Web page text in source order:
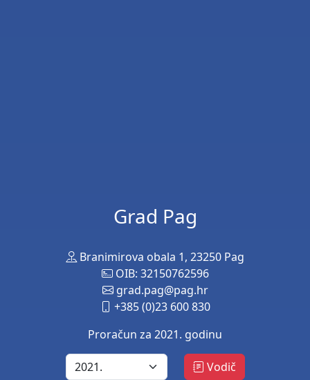
Grad Pag
Branimirova obala 1, 23250 Pag
OIB: 32150762596
grad.pag@pag.hr
+385 (0)23 600 830
Proračun za 2021. godinu
Vodič